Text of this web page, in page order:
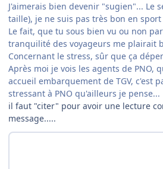
J'aimerais bien devenir "sugien"... Le
taille), je ne suis pas très bon en
Le fait, que tu sous bien vu ou non
tranquilité des voyageurs me plairait
Concernant le stress, sûr que ça
Après moi je vois les agents de PNO,
accueil embarquement de TGV, c'est
stressant à PNO qu'ailleurs je pense...
il faut "citer" pour avoir une lecture
message.....